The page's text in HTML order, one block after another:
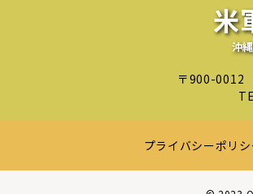
米
沖
〒900-0012
プライバシーポリシ